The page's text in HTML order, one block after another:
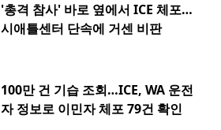
'총격 참사' 바로 옆에서 ICE 체포…
시애틀센터 단속에 거센 비판
100만 건 기습 조회…ICE, WA 운전
자 정보로 이민자 체포 79건 확인